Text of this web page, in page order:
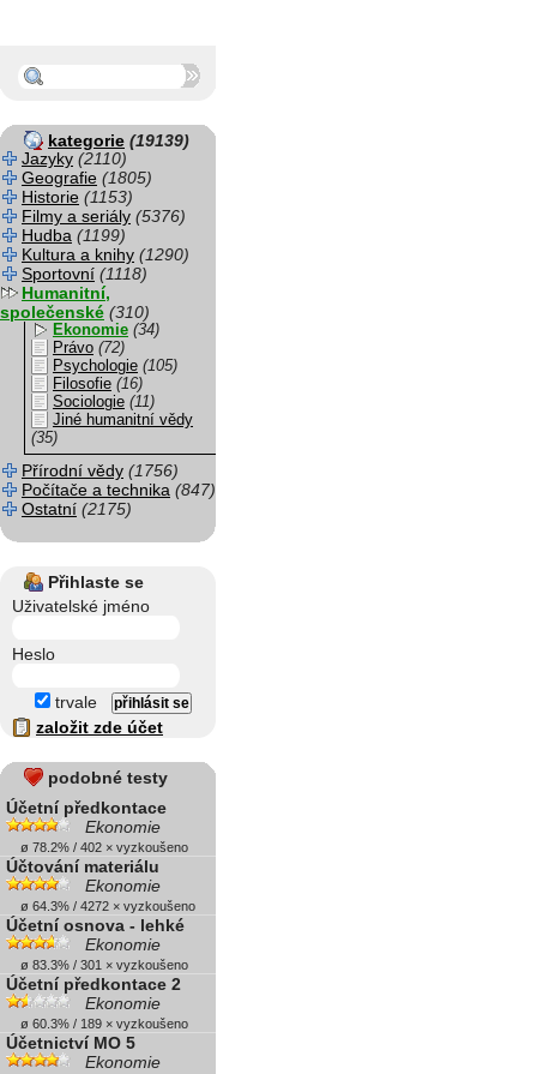
kategorie (19139)
Jazyky (2110)
Geografie (1805)
Historie (1153)
Filmy a seriály (5376)
Hudba (1199)
Kultura a knihy (1290)
Sportovní (1118)
Humanitní,
společenské (310)
Ekonomie (34)
Právo (72)
Psychologie (105)
Filosofie (16)
Sociologie (11)
Jiné humanitní vědy
(35)
Přírodní vědy (1756)
Počítače a technika (847)
Ostatní (2175)
Přihlaste se
Uživatelské jméno
Heslo
trvale
založit zde účet
podobné testy
Účetní předkontace
Ekonomie
ø 78.2% / 402 × vyzkoušeno
Účtování materiálu
Ekonomie
ø 64.3% / 4272 × vyzkoušeno
Účetní osnova - lehké
Ekonomie
ø 83.3% / 301 × vyzkoušeno
Účetní předkontace 2
Ekonomie
ø 60.3% / 189 × vyzkoušeno
Účetnictví MO 5
Ekonomie